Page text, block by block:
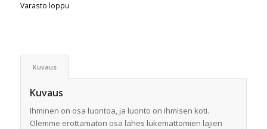
oli:
Varasto loppu
Kuvaus
Kuvaus
Ihminen on osa luontoa, ja luonto on ihmisen koti.
Olemme erottamaton osa lähes lukemattomien lajien